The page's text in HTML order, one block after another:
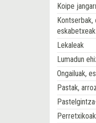
Koipe
eskabetxeak
Lekaleak
Lumadun
Ongailuak,
Pastak,
Perretxikoak